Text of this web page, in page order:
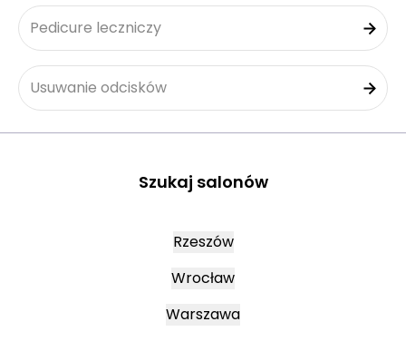
Pedicure leczniczy
Usuwanie odcisków
Szukaj salonów
Rzeszów
Wrocław
Warszawa